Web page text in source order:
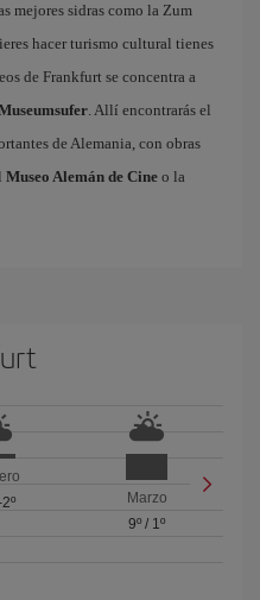
mejores sidras como la Zum
hacer turismo cultural tienes
de Frankfurt se concentra a
. Allí encontrarás el
de Alemania, con obras
Museo Alemán de Cine o la
Marzo
9º / 1º